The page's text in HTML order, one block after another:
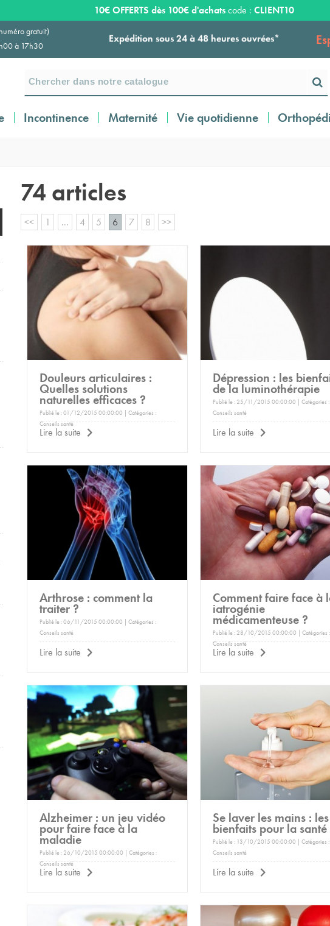
Livraison OFFERTE dès 159€ d'achats !
Payez en 3 ou 4 fois SANS FRAIS à partir de
100€
Payez en 3 ou 4 fois SANS FRAIS à partir de
Expédition sous 24 à 48 heures ouvrées*
10€ OFFERTS dès 100€ d'achatscode : CLIENT10
gratuit)
à 17h30
Incontinence Maternité Vie quotidienne
74 articles
<< 1 ... 4 5 6 7 8 >>
Douleurs articulaires :
Quelles solutions
naturelles efficaces ?
Publié le : 01/12/2015 00:00:00 | Catégories :
Conseils santé
Lire la suite
Dépression : les
de la luminothérapie
Publié le : 25/11/2015 00:00:00 | Catégories :
Conseils santé
Lire la suite
Arthrose : comment la
traiter ?
Publié le : 06/11/2015 00:00:00 | Catégories :
Conseils santé
Lire la suite
Comment faire face à
iatrogénie
médicamenteuse ?
Publié le : 28/10/2015 00:00:00 | Catégories :
Conseils santé
Lire la suite
Alzheimer : un jeu vidéo
pour faire face à la
maladie
Publié le : 26/10/2015 00:00:00 | Catégories :
Conseils santé
Lire la suite
Se laver les mains : les
bienfaits pour la santé
Publié le : 13/10/2015 00:00:00 | Catégories :
Conseils santé
Lire la suite